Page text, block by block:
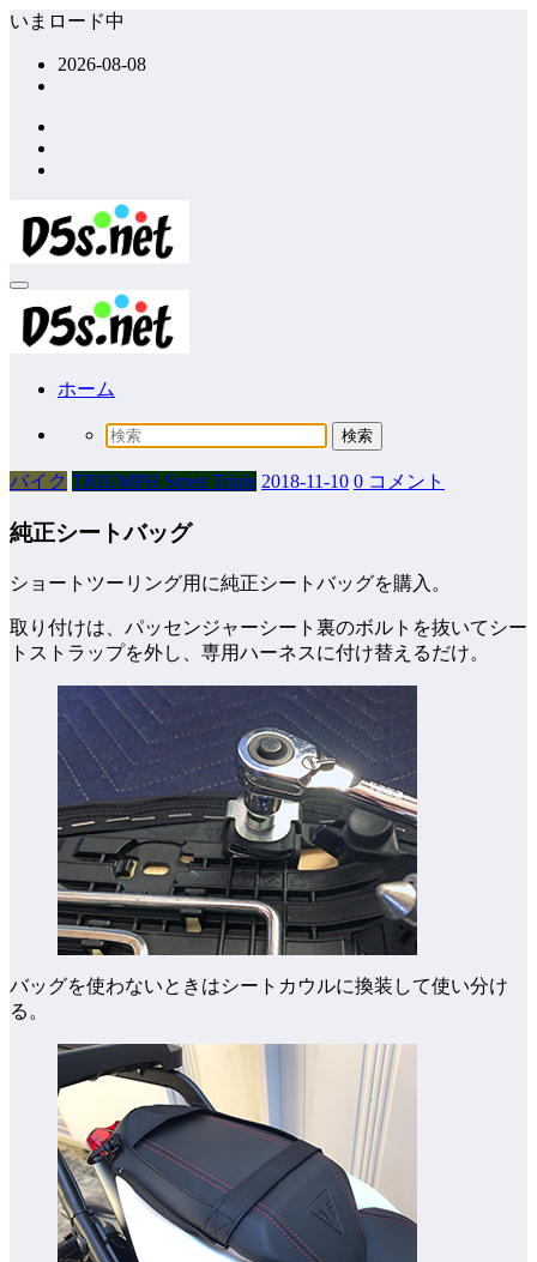
コ
ッ
プ
いまロード中
2026-08-08
ホーム
バイク TRIUMPH Street Triple 2018-11-10 0 コメント
純正シートバッグ
ショートツーリング用に純正シートバッグを購入。
取り付けは、パッセンジャーシート裏のボルトを抜いてシー
トストラップを外し、専用ハーネスに付け替えるだけ。
バッグを使わないときはシートカウルに換装して使い分け
る。